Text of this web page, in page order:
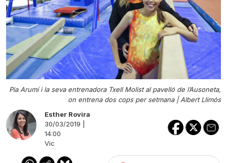
Pia Arumí i la seva entrenadora Txell Molist al pavelló de l’Ausoneta,
on entrena dos cops per setmana |Albert Llimós
Esther Rovira
30/03/2019 |
14:00
Vic